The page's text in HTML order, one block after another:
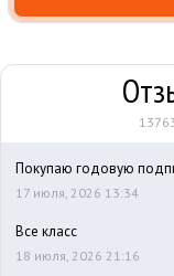
Покупаю годовую
17 июля, 2026 13:34
Все класс
18 июля, 2026 21:16